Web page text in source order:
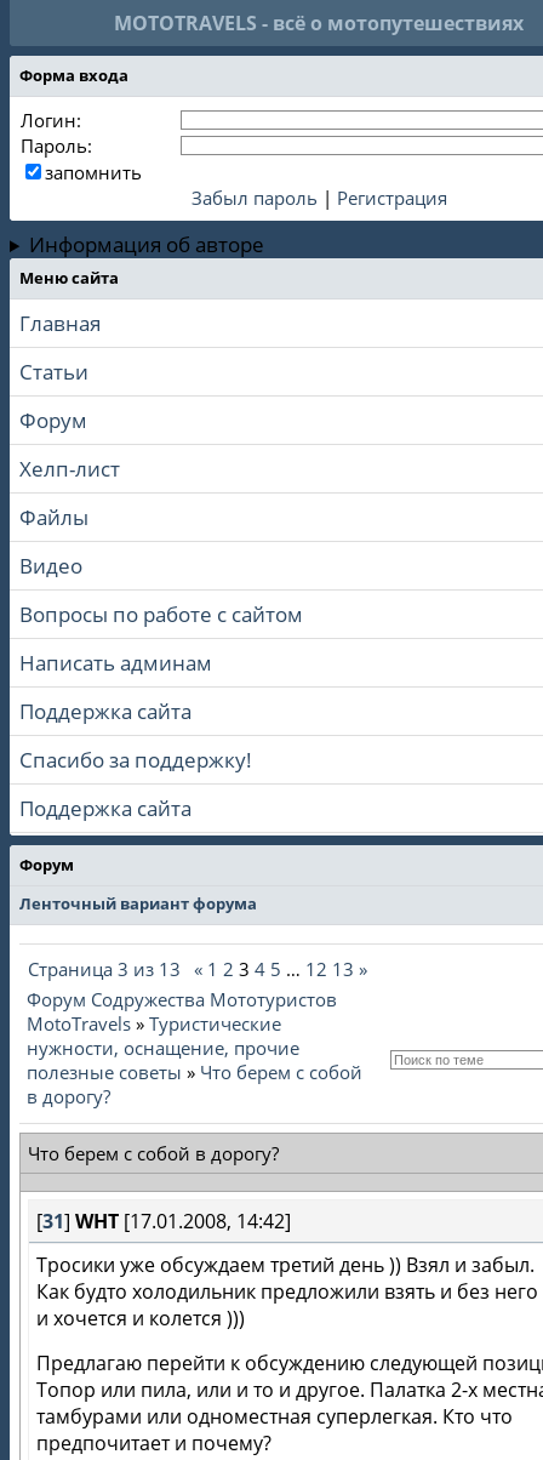
MOTOTRAVELS - всё о мотопутешествиях
Форма входа
Логин:
Пароль:
запомнить
Забыл пароль | Регистрация
Информация об авторе
Меню сайта
Главная
Статьи
Форум
Хелп-лист
Файлы
Видео
Вопросы по работе с сайтом
Написать админам
Поддержка сайта
Спасибо за поддержку!
Поддержка сайта
Форум
Ленточный вариант форума
Страница 3 из 13 « 1 2 3 4 5 … 12 13 »
Форум Содружества Мототуристов
MotoTravels » Туристические
нужности, оснащение, прочие
полезные советы » Что берем с собой
в дорогу?
Что берем с собой в дорогу?
[31] WHT [17.01.2008, 14:42]
Тросики уже обсуждаем третий день )) Взял и забыл.
Как будто холодильник предложили взять и без него
и хочется и колется )))
Предлагаю перейти к обсуждению следующей
Топор или пила, или и то и другое. Палатка 2-х
тамбурами или одноместная суперлегкая. Кто что
предпочитает и почему?